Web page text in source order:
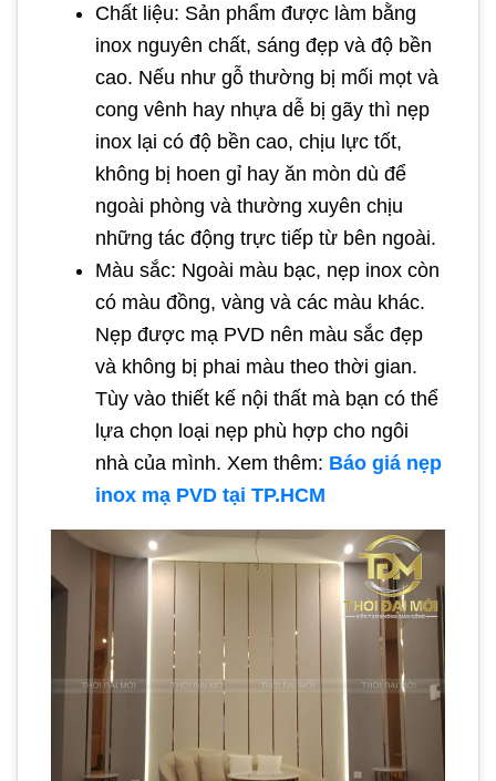
Chất liệu: Sản phẩm được làm bằng
inox nguyên chất, sáng đẹp và độ bền
cao. Nếu như gỗ thường bị mối mọt và
cong vênh hay nhựa dễ bị gãy thì nẹp
inox lại có độ bền cao, chịu lực tốt,
không bị hoen gỉ hay ăn mòn dù để
ngoài phòng và thường xuyên chịu
những tác động trực tiếp từ bên ngoài.
Màu sắc: Ngoài màu bạc, nẹp inox còn
có màu đồng, vàng và các màu khác.
Nẹp được mạ PVD nên màu sắc đẹp
và không bị phai màu theo thời gian.
Tùy vào thiết kế nội thất mà bạn có thể
lựa chọn loại nẹp phù hợp cho ngôi
nhà của mình. Xem thêm: Báo giá nẹp
inox mạ PVD tại TP.HCM